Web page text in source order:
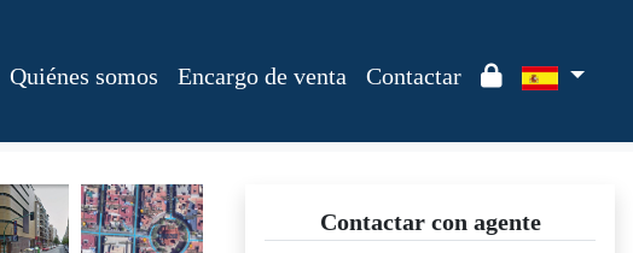
Quiénes somos Encargo de venta Contactar
Contactar con agente